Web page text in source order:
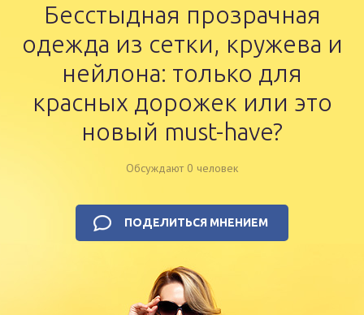
Бесстыдная прозрачная
одежда из сетки, кружева и
нейлона: только для
красных дорожек или это
новый must-have?
Обсуждают 0 человек
ПОДЕЛИТЬСЯ МНЕНИЕМ